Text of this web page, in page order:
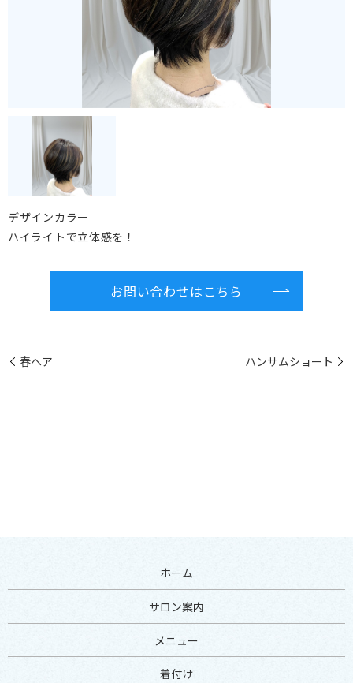
デザインカラー
ハイライトで立体感を！
お問い合わせはこちら
春ヘア ハンサムショート
ホーム
サロン案内
メニュー
着付け